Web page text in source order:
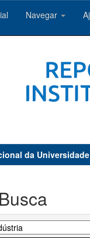
Navegar
da Universidade